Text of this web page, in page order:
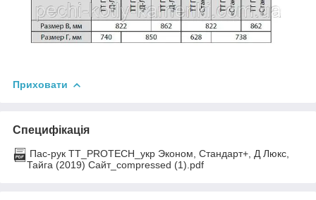
Приховати
Специфікація
Пас-рук ТТ_PROTECH_укр Эконом, Стандарт+, Д Люкс,
Тайга (2019) Сайт_compressed (1).pdf